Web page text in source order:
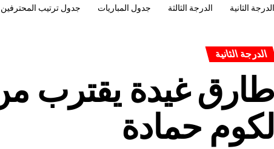
الدرجة الثانية الدرجة الثالثة جدول المباريات جدول ترتيب المحترفين
الدرجة الثانية
طارق غيدة يقترب من
لكوم حمادة